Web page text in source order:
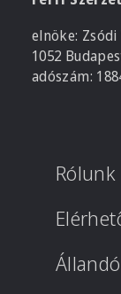
elnöke:
1052
adószám:
Rólunk